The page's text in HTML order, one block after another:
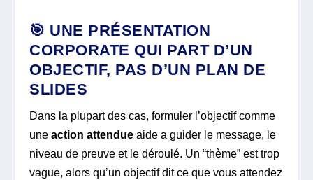
🎯 UNE PRÉSENTATION
CORPORATE QUI PART D’UN
OBJECTIF, PAS D’UN PLAN DE
SLIDES
Dans la plupart des cas, formuler l’objectif comme
uneaction attendue aide a guider le message, le
niveau de preuve et le déroulé. Un “thème” est trop
vague, alors qu’un objectif dit ce que vous attendez